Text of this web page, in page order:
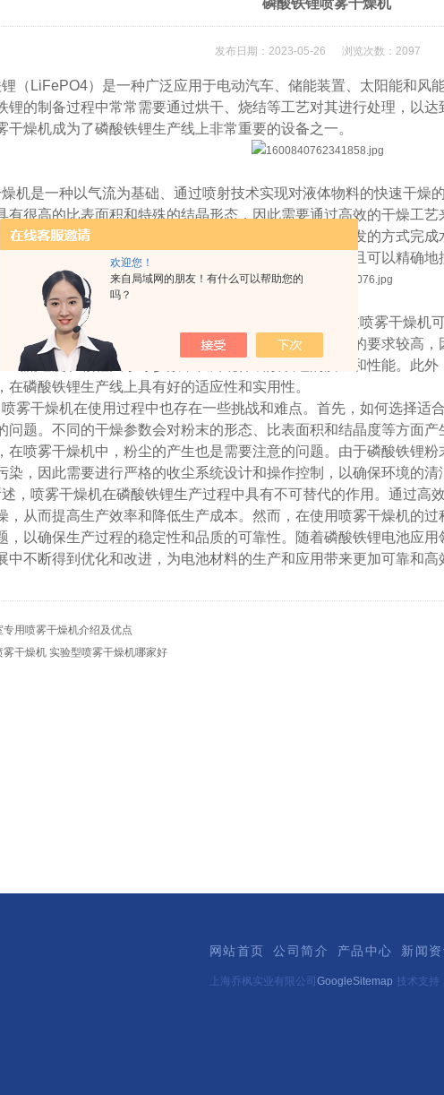
欢迎您！
来自局域网的朋友！有什么可以帮助您的
吗？
磷酸铁锂喷雾干燥机
发布日期：2023-05-26 浏览次数：2097
（LiFePO4）是一种广泛应用于电动汽车、储能装置、太阳能和风
锂的制备过程中常常需要通过烘干、烧结等工艺对其进行处理，以
干燥机成为了磷酸铁锂生产线上非常重要的设备之一。
机是一种以气流为基础、通过喷射技术实现对液体物料的快速干燥
有很高的比表面积和特殊的结晶形态，因此需要通过高效的干燥工艺
料经过加热后被喷入高速的气流中，在短时间内通过蒸发的方式完成
干燥工艺不仅可以快速地完成磷酸铁锂的干燥过程，而且可以精确地
机在磷酸铁锂生产过程中的作用十分重要。首先，通过喷雾干燥机
效率和节省时间成本。其次，由于磷酸铁锂对干燥参数的要求较高
气流速度和颗粒大小等参数，从而确保磷酸铁锂的质量和性能。此
在磷酸铁锂生产线上具有好的适应性和实用性。
雾干燥机在使用过程中也存在一些挑战和难点。首先，如何选择适
问题。不同的干燥参数会对粉末的形态、比表面积和结晶度等方面
在喷雾干燥机中，粉尘的产生也是需要注意的问题。由于磷酸铁锂
染，因此需要进行严格的收尘系统设计和操作控制，以确保环境的清
，喷雾干燥机在磷酸铁锂生产过程中具有不可替代的作用。通过高
，从而提高生产效率和降低生产成本。然而，在使用喷雾干燥机的
，以确保生产过程的稳定性和品质的可靠性。随着磷酸铁锂电池应
中不断得到优化和改进，为电池材料的生产和应用带来更加可靠和高
专用喷雾干燥机介绍及优点
雾干燥机 实验型喷雾干燥机哪家好
网站首页 公司简介 产品中心 新闻
上海乔枫实业有限公司 GoogleSitemap 技术支持